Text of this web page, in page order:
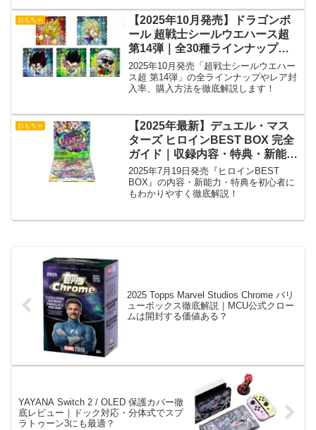
おもちゃ
【2025年10月発売】ドラゴンボ
ール 超戦士シールウエハース超
第14弾｜全30種ラインナップ・
レア封入率・購入方法まとめ
2025年10月発売「超戦士シールウエハー
ス超 第14弾」の全ラインナップやレア封
入率、購入方法を徹底解説します！
おもちゃ
【2025年最新】デュエル・マス
ターズ ヒロインBEST BOX 完全
ガイド｜収録内容・特典・新能力
を解説！
2025年7月19日発売『ヒロインBEST
BOX』の内容・新能力・特典を初心者に
もわかりやすく徹底解説！
2025 Topps Marvel Studios Chrome バリ
ューボックス徹底解説｜MCU公式クロー
ムは開封する価値ある？
YAYANA Switch 2 / OLED 保護カバー徹
底レビュー｜ドック対応・分体式でスプ
ラトゥーン3にも最適？